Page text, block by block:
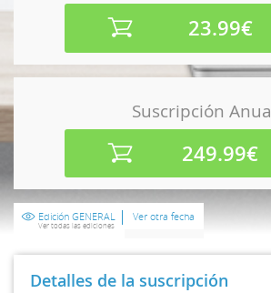
23.99€
Suscripción
249.99€
Edición GENERAL
Ver todas las ediciones
Ver otra fecha
Detalles de la suscripción